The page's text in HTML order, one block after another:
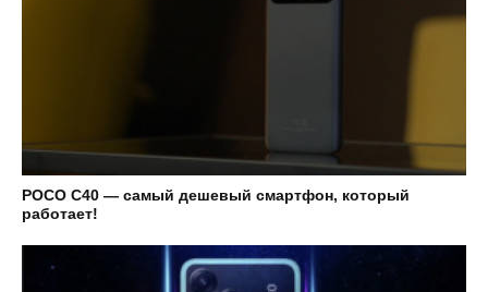
POCO C40 — самый дешевый смартфон, который
работает!